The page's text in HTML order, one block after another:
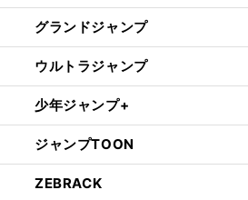
グランドジャンプ
ウルトラジャンプ
少年ジャンプ+
ジャンプTOON
ZEBRACK